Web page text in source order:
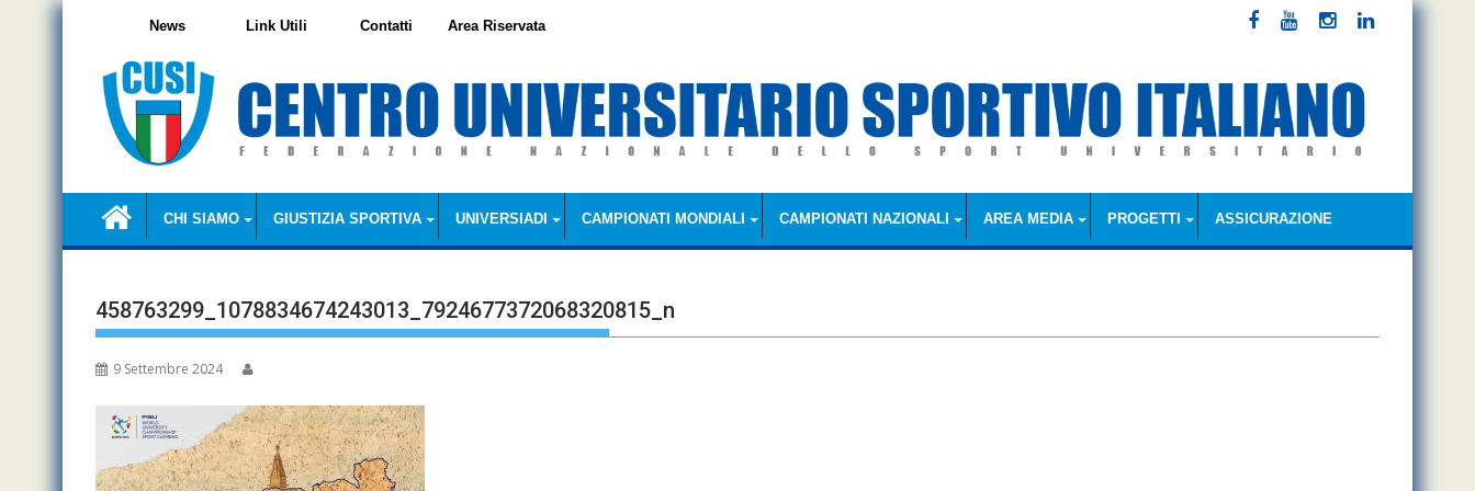
Skip
CHI SIAMO GIUSTIZIA SPORTIVA UNIVERSIADI CAMPIONATI MONDIALI CAMPIONATI NAZIONALI AREA MEDIA PROGETTI ASSICURAZIONE
News Link Utili Contatti Area Riservata
458763299_1078834674243013_7924677372068320815_n
9 Settembre 2024